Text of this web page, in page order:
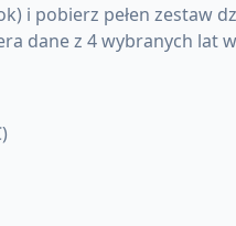
i pobierz pełen
dane z 4 wybranych lat